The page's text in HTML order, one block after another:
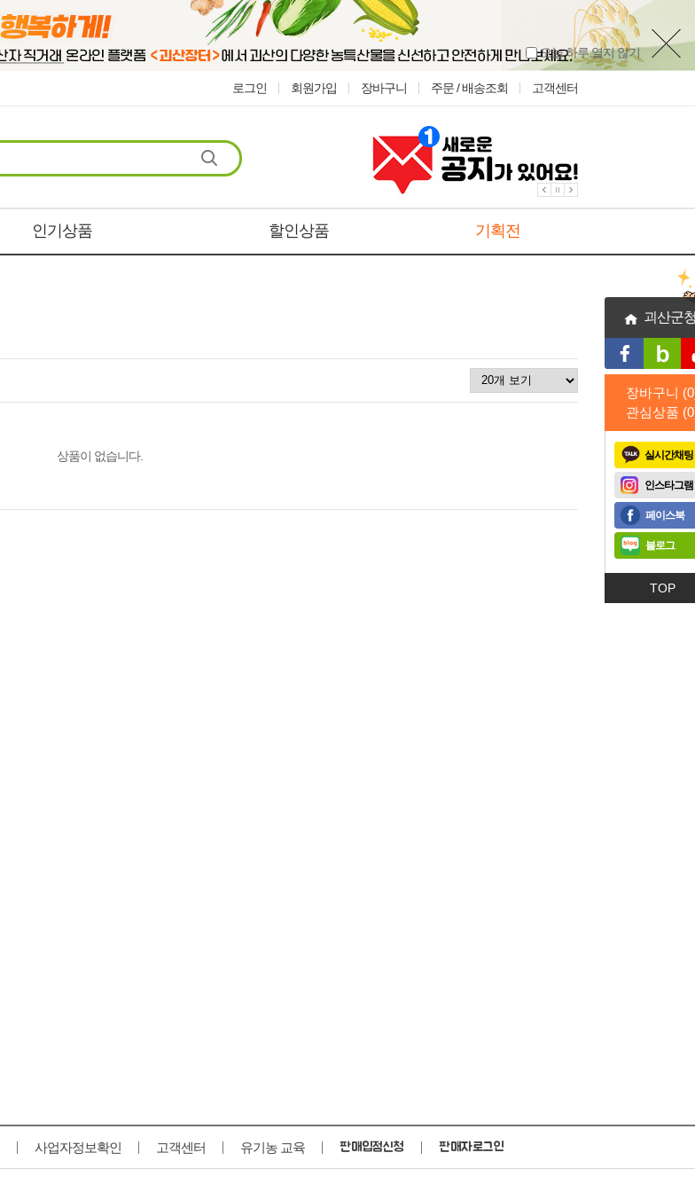
오늘 하루 열지 않기
로그인 회원가입 장바구니 주문 / 배송조회 고객센터
PrevNext
인기상품 할인상품 기획전
상품이 없습니다.
사업자정보확인 고객센터 유기농 교육 판매입점신청 판매자로그인
괴산군
장바구니 (0
관심상품 (0
실시간채팅
인스타그램
페이스북
블로그
TOP